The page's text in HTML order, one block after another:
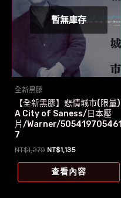
暫無庫存
全新黑膠
【全新黑膠】悲情城市(限量)
A City of Saness/日本壓
片/Warner/505419705461
7
NT$1,279 原
價
格：
NT$1,135目
價
格：
查看內容